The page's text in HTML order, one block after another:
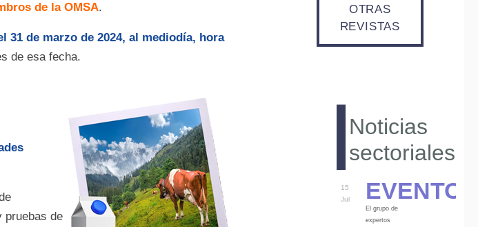
de la OMSA.
31 de marzo de 2024, al mediodía, hora
de esa fecha.
pruebas de
OTRAS
REVISTAS
Noticias
sectoriales
15
Jul
Eventos
El grupo de
expertos